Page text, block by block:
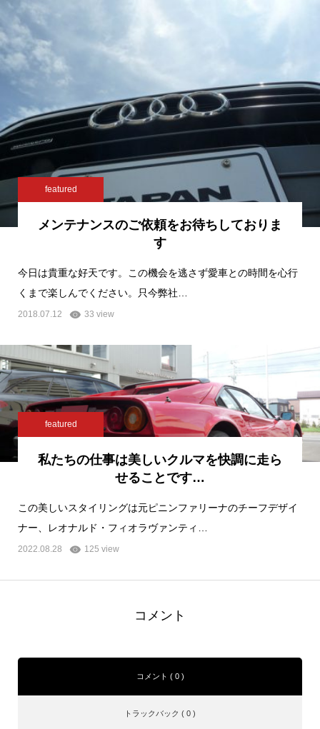
featured
メンテナンスのご依頼をお待ちしておりま
す
今日は貴重な好天です。この機会を逃さず愛車との時間を心行
くまで楽しんでください。只今弊社…
2018.07.12 33 view
featured
私たちの仕事は美しいクルマを快調に走ら
せることです…
この美しいスタイリングは元ピニンファリーナのチーフデザイ
ナー、レオナルド・フィオラヴァンティ…
2022.08.28 125 view
コメント
コメント ( 0 )
トラックバック ( 0 )